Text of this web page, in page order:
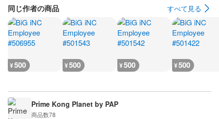
同じ作者の商品 すべて見る
¥500 ¥500 ¥500 ¥500
Prime Kong Planet by PAP
商品数78